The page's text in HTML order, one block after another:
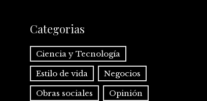
Categorias
Ciencia y Tecnología
Estilo de vida Negocios
Obras sociales Opinión